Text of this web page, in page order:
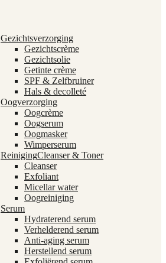
Gezichtsverzorging
Gezichtscrème
Gezichtsolie
Getinte crème
SPF & Zelfbruiner
Hals & decolleté
Oogverzorging
Oogcrème
Oogserum
Oogmasker
Wimperserum
ReinigingCleanser & Toner
Cleanser
Exfoliant
Micellar water
Oogreiniging
Serum
Hydraterend serum
Verhelderend serum
Anti-aging serum
Herstellend serum